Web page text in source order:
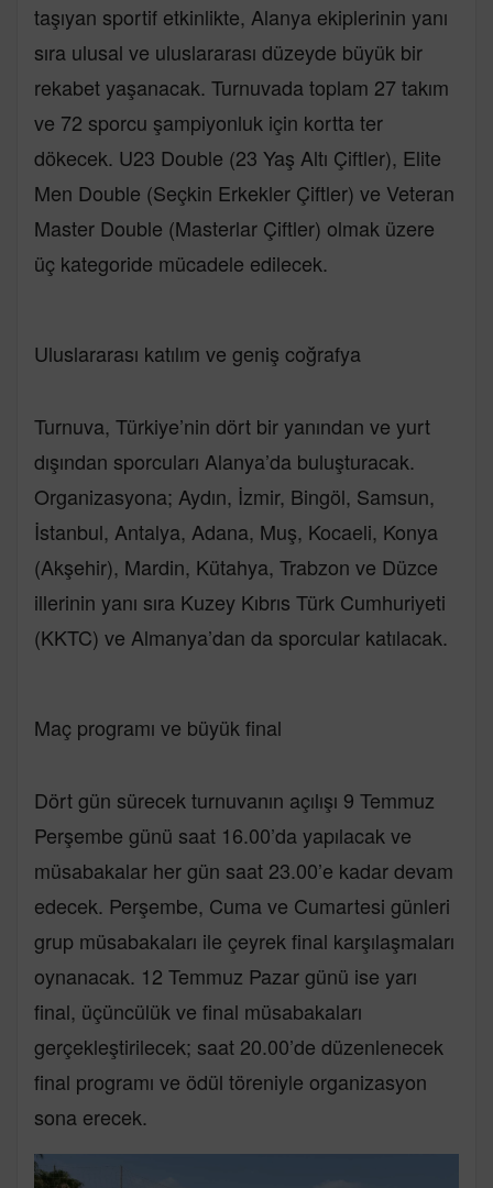
taşıyan sportif etkinlikte, Alanya ekiplerinin yanı
sıra ulusal ve uluslararası düzeyde büyük bir
rekabet yaşanacak. Turnuvada toplam 27 takım
ve 72 sporcu şampiyonluk için kortta ter
dökecek. U23 Double (23 Yaş Altı Çiftler), Elite
Men Double (Seçkin Erkekler Çiftler) ve Veteran
Master Double (Masterlar Çiftler) olmak üzere
üç kategoride mücadele edilecek.
Uluslararası katılım ve geniş coğrafya
Turnuva, Türkiye’nin dört bir yanından ve yurt
dışından sporcuları Alanya’da buluşturacak.
Organizasyona; Aydın, İzmir, Bingöl, Samsun,
İstanbul, Antalya, Adana, Muş, Kocaeli, Konya
(Akşehir), Mardin, Kütahya, Trabzon ve Düzce
illerinin yanı sıra Kuzey Kıbrıs Türk Cumhuriyeti
(KKTC) ve Almanya’dan da sporcular katılacak.
Maç programı ve büyük final
Dört gün sürecek turnuvanın açılışı 9 Temmuz
Perşembe günü saat 16.00’da yapılacak ve
müsabakalar her gün saat 23.00’e kadar devam
edecek. Perşembe, Cuma ve Cumartesi günleri
grup müsabakaları ile çeyrek final karşılaşmaları
oynanacak. 12 Temmuz Pazar günü ise yarı
final, üçüncülük ve final müsabakaları
gerçekleştirilecek; saat 20.00’de düzenlenecek
final programı ve ödül töreniyle organizasyon
sona erecek.